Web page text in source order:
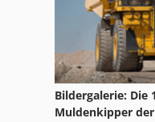
Atlas Copco Ga 5
Atlas Copco Ga 508
Atlas Copco Ga 7
Atlas Copco Ga 708
Bildergalerie: Die
Muldenkipper